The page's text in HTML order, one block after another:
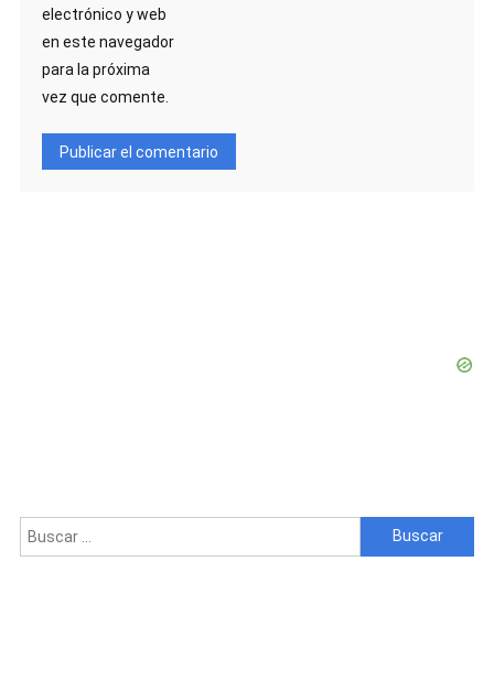
electrónico y web
en este navegador
para la próxima
vez que comente.
Buscar: